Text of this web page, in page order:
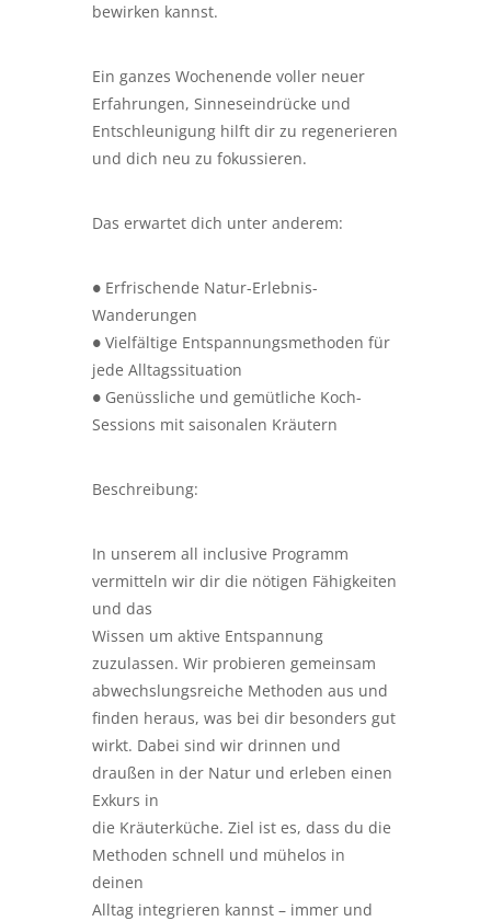
bewirken kannst.
Ein ganzes Wochenende voller neuer
Erfahrungen, Sinneseindrücke und
Entschleunigung hilft dir zu regenerieren
und dich neu zu fokussieren.
Das erwartet dich unter anderem:
● Erfrischende Natur-Erlebnis-
Wanderungen
● Vielfältige Entspannungsmethoden für
jede Alltagssituation
● Genüssliche und gemütliche Koch-
Sessions mit saisonalen Kräutern
Beschreibung:
In unserem all inclusive Programm
vermitteln wir dir die nötigen Fähigkeiten
und das
Wissen um aktive Entspannung
zuzulassen. Wir probieren gemeinsam
abwechslungsreiche Methoden aus und
finden heraus, was bei dir besonders gut
wirkt. Dabei sind wir drinnen und
draußen in der Natur und erleben einen
Exkurs in
die Kräuterküche. Ziel ist es, dass du die
Methoden schnell und mühelos in
deinen
Alltag integrieren kannst – immer und